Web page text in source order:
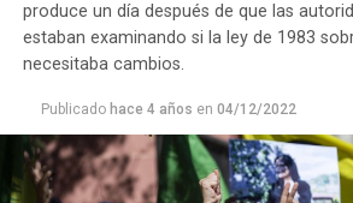
produce un día después de que las
estaban examinando si la ley de 1983
necesitaba cambios.
Publicado hace 4 años en 04/12/2022